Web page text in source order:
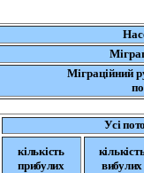
Міграційний
по
Усі
кількість
прибулих
вибулих